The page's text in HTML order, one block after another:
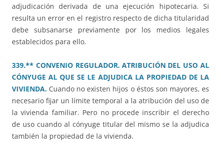
adjudicación derivada de una ejecución hipotecaria. Si
resulta un error en el registro respecto de dicha titularidad
debe subsanarse previamente por los medios legales
establecidos para ello.
339.** CONVENIO REGULADOR. ATRIBUCIÓN DEL USO AL
CÓNYUGE AL QUE SE LE ADJUDICA LA PROPIEDAD DE LA
VIVIENDA. Cuando no existen hijos o éstos son mayores, es
necesario fijar un límite temporal a la atribución del uso de
la vivienda familiar. Pero no procede inscribir el derecho
de uso cuando al cónyuge titular del mismo se la adjudica
también la propiedad de la vivienda.